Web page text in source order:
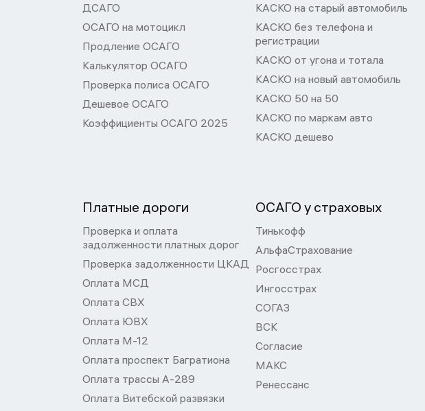
ДСАГО
ОСАГО на мотоцикл
Продление ОСАГО
Калькулятор ОСАГО
Проверка полиса ОСАГО
Дешевое ОСАГО
Коэффициенты ОСАГО 2025
КАСКО на старый автомобиль
КАСКО без телефона и
регистрации
КАСКО от угона и тотала
КАСКО на новый автомобиль
КАСКО 50 на 50
КАСКО по маркам авто
КАСКО дешево
Платные дороги
Проверка и оплата
задолженности платных дорог
Проверка задолженности ЦКАД
Оплата МСД
Оплата СВХ
Оплата ЮВХ
Оплата М-12
Оплата проспект Багратиона
Оплата трассы А-289
Оплата Витебской развязки
ОСАГО у страховых
Тинькофф
АльфаСтрахование
Росгосстрах
Ингосстрах
СОГАЗ
ВСК
Согласие
МАКС
Ренессанс